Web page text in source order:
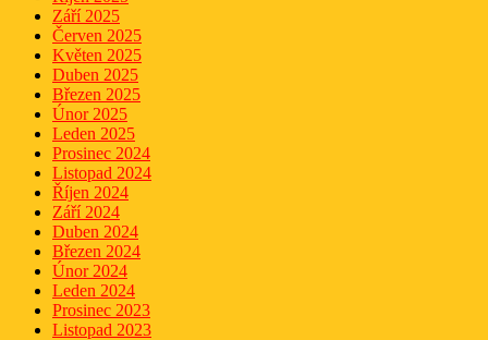
Září 2025
Červen 2025
Květen 2025
Duben 2025
Březen 2025
Únor 2025
Leden 2025
Prosinec 2024
Listopad 2024
Říjen 2024
Září 2024
Duben 2024
Březen 2024
Únor 2024
Leden 2024
Prosinec 2023
Listopad 2023